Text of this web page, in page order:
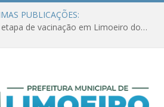
PUBLICAÇÕES:
Amanhã começa nova etapa de vacinação em Limoeiro do Ajuru para idosos com 65 ou mais